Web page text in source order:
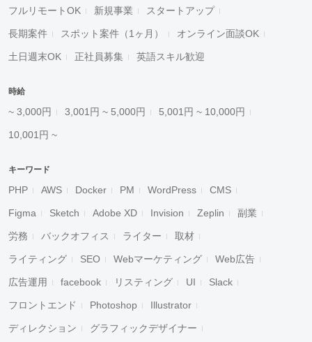
フルリモートOK 新規事業 スタートアップ
長期案件 スポット案件（1ヶ月） オンライン面談OK
土日週末OK 正社員募集 英語スキル歓迎
時給
~ 3,000円 3,001円 ~ 5,000円 5,001円 ~ 10,000円
10,001円 ~
キーワード
PHP AWS Docker PM WordPress CMS
Figma Sketch Adobe XD Invision Zeplin 副業
労務 バックオフィス ライター 取材
ライティング SEO Webマーケティング Web広告
広告運用 facebook リスティング UI Slack
フロントエンド Photoshop Illustrator
ディレクション グラフィックデザイナー